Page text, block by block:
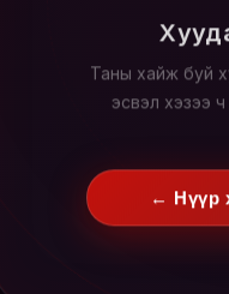
Таны хайж буй
эсвэл хэзээ ч
← Нүүр